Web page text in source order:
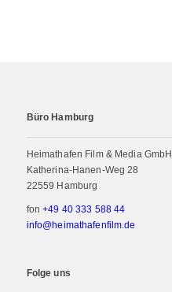
Büro Hamburg
Heimathafen Film & Media GmbH
Katherina-Hanen-Weg 28
22559 Hamburg
fon+49 40 333 588 44
info@heimathafenfilm.de
Folge uns